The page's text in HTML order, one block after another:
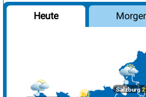
Heute
Salzburg